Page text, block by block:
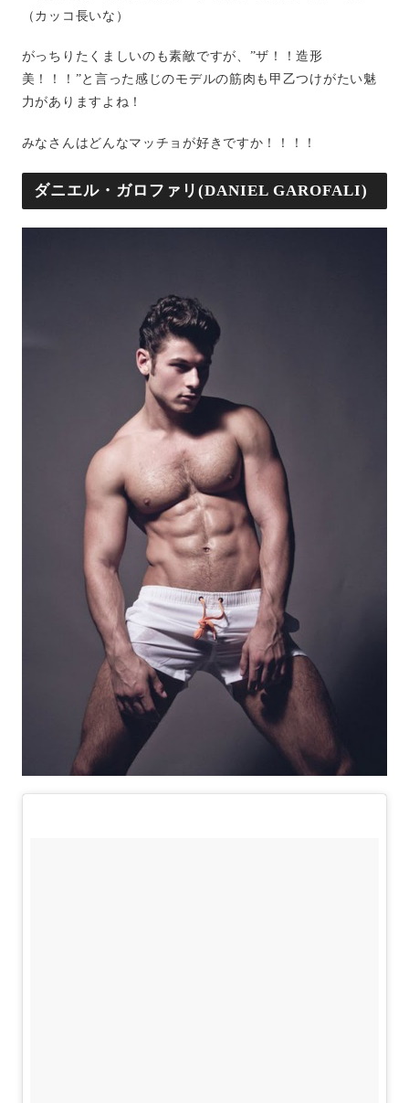
（カッコ長いな）
がっちりたくましいのも素敵ですが、”ザ！！造形
美！！！”と言った感じのモデルの筋肉も甲乙つけがたい魅
力がありますよね！
みなさんはどんなマッチョが好きですか！！！！
ダニエル・ガロファリ(DANIEL GAROFALI)